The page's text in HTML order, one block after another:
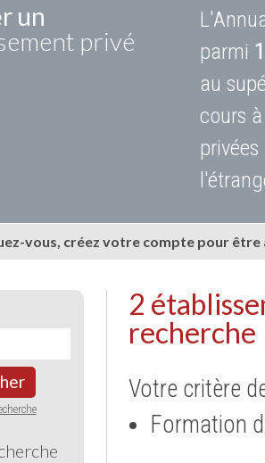
un
privé
parmi
au
cours
vous, créez votre compte pour
2
recherche
Votre critère
Formation